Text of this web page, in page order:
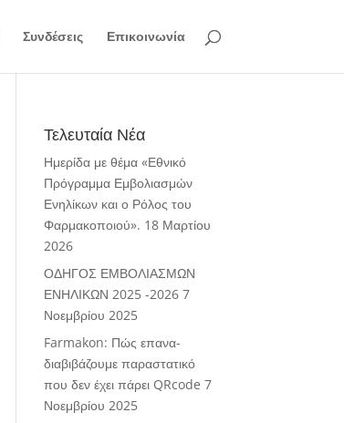
Συνδέσεις Επικοινωνία
Τελευταία Νέα
Ημερίδα με θέμα «Εθνικό
Πρόγραμμα Εμβολιασμών
Ενηλίκων και ο Ρόλος του
Φαρμακοποιού». 18 Μαρτίου
2026
ΟΔΗΓΟΣ ΕΜΒΟΛΙΑΣΜΩΝ
ΕΝΗΛΙΚΩΝ 2025 -2026 7
Νοεμβρίου 2025
Farmakon: Πώς επανα-
διαβιβάζουμε παραστατικό
που δεν έχει πάρει QRcode 7
Νοεμβρίου 2025